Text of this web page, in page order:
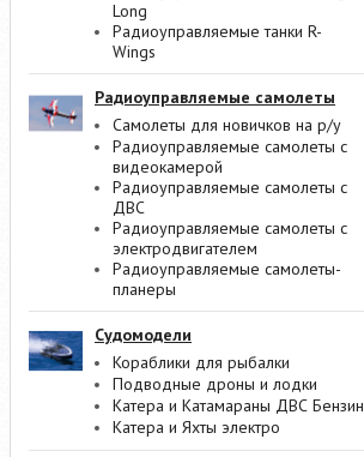
Long
Радиоуправляемые танки R-
Wings
Радиоуправляемые самолеты
Самолеты для новичков на р/у
Радиоуправляемые самолеты с
видеокамерой
Радиоуправляемые самолеты с
ДВС
Радиоуправляемые самолеты с
электродвигателем
Радиоуправляемые самолеты-
планеры
Судомодели
Кораблики для рыбалки
Подводные дроны и лодки
Катера и Катамараны ДВС Бензин
Катера и Яхты электро